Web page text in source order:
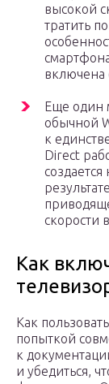
высокой
тратить
включена
Еще один
обычной
к
Direct
скорости
Как
Как
попыткой
к
и убедиться,